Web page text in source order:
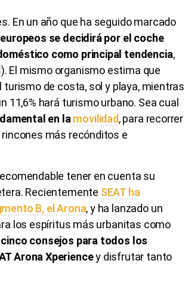
En un año que ha seguido marcado
se decidirá por el coche
como principal tendencia,
El mismo organismo estima que
de costa, sol y playa, mientras
11,6% hará turismo urbano. Sea cual
en la movilidad, para recorrer
más recónditos e
tener en cuenta su
Recientemente SEAT ha
B, el Arona, y ha lanzado un
los espíritus más urbanitas como
cinco consejos para todos los
Arona Xperiencey disfrutar tanto